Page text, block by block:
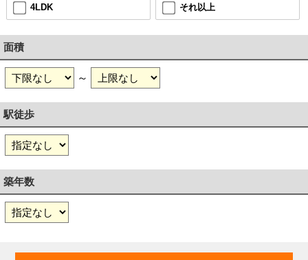
4LDK それ以上
面積
～
駅徒歩
築年数